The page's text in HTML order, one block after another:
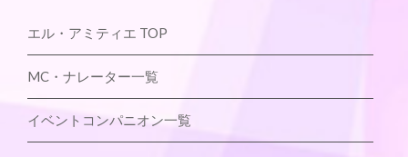
エル・アミティエ TOP
MC・ナレーター一覧
イベントコンパニオン一覧